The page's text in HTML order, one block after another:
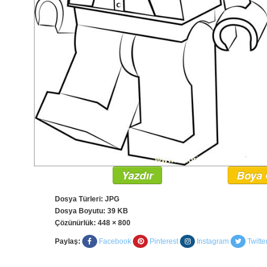
Yazdır Boya
Dosya Türleri: JPG
Dosya Boyutu: 39 KB
Çözünürlük: 448 × 800
Paylaş: Facebook Pinterest Instagram